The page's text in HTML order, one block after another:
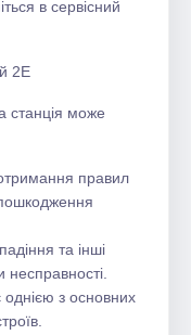
в сервісний
2E
станція може
правил
та інші
несправності.
з основних